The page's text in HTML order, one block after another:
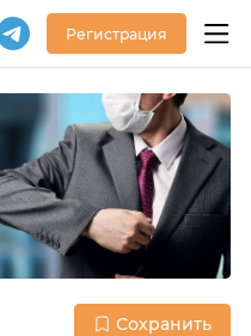
Регистрация
Сохранить